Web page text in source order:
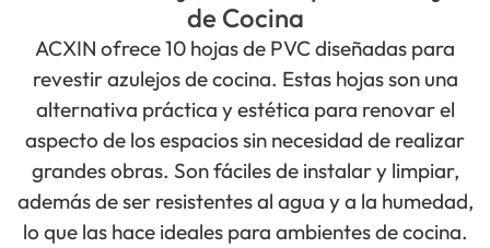
de Cocina
ACXIN ofrece 10 hojas de PVC diseñadas para
revestir azulejos de cocina. Estas hojas son una
alternativa práctica y estética para renovar el
aspecto de los espacios sin necesidad de realizar
grandes obras. Son fáciles de instalar y limpiar,
además de ser resistentes al agua y a la humedad,
lo que las hace ideales para ambientes de cocina.